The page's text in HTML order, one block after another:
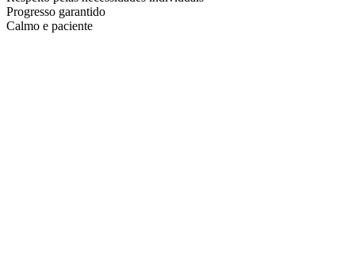
Progresso garantido
Calmo e paciente